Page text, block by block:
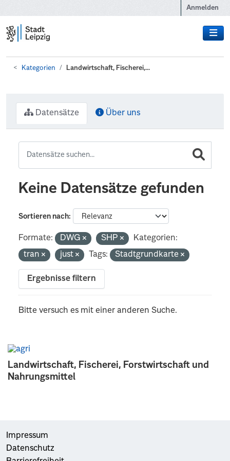
Anmelden
Kategorien Landwirtschaft, Fischerei,...
Landwirtschaft, Fischerei, Forstwirtschaft und
Nahrungsmittel
Datensätze Über uns
Keine Datensätze gefunden
Sortieren nach
Formate: DWG SHP
Kategorien:
tran
just Tags: Stadtgrundkarte
Ergebnisse filtern
Bitte versuch es mit einer anderen Suche.
Impressum
Datenschutz